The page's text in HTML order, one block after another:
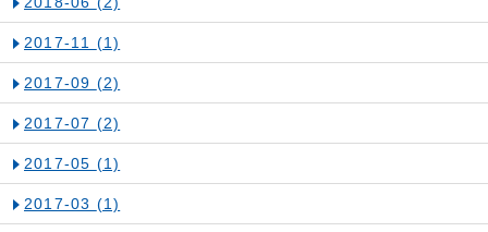
2017-11 (1)
2017-09 (2)
2017-07 (2)
2017-05 (1)
2017-03 (1)